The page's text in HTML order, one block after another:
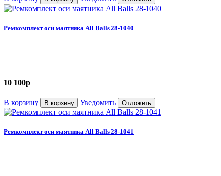
Ремкомплект оси маятника All Balls 28-1040
10 100p
В корзину В корзину Уведомить Отложить
Ремкомплект оси маятника All Balls 28-1041